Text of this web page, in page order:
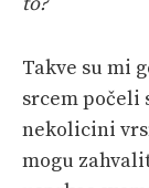
Takve su mi
srcem počeli
nekolicini
mogu